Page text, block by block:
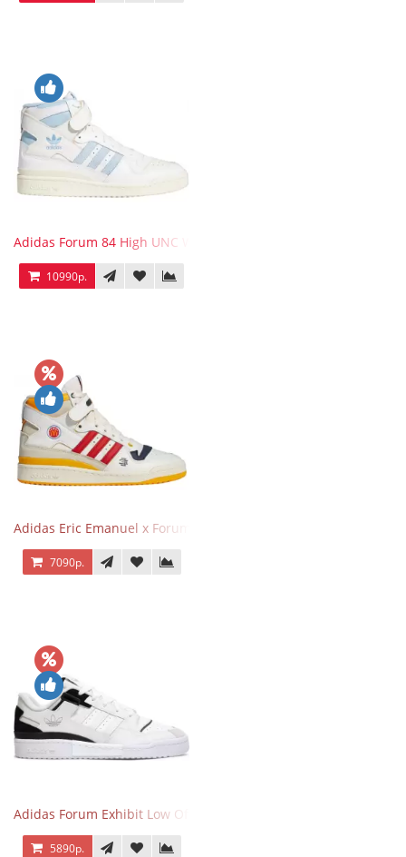
Adidas Forum 84 High UNC White Blue
10990р.
Adidas Eric Emanuel x Forum 84 High Mcdonald’s
7090р.
Adidas Forum Exhibit Low Off White Black
5890р.